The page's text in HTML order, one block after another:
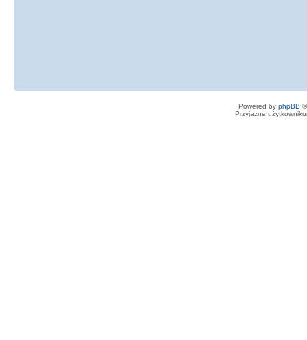
Powered by phpBB
Przyjazne